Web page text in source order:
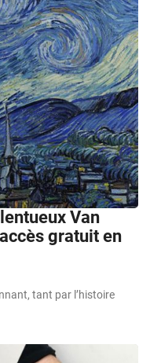
Van
gratuit en
tant par l’histoire